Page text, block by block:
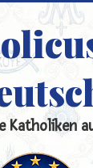
Katholiken